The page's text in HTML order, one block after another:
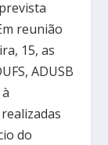
reunião
15, as
ADUSB
do